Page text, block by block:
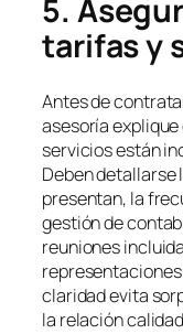
5.
tarifas y
Antes de
asesoría
servicios están
Deben detallarse
presentan, la
gestión de
reuniones
claridad evita
la relación